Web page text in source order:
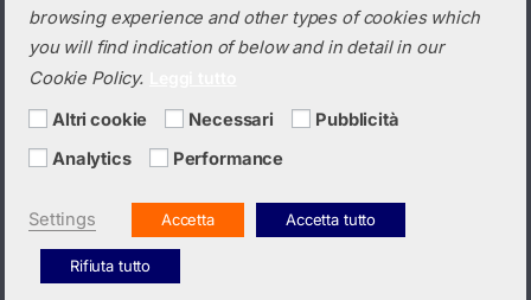
Hai bisogno di un preventivo?
+39 0423 6326
browsing experience and other types of cookies which
you will find indication of below and in detail in our
Cookie Policy.
Altri cookie Necessari
Pubblicità
Analytics
Performance
Settings Accetta Accetta tutto
Rifiuta tutto